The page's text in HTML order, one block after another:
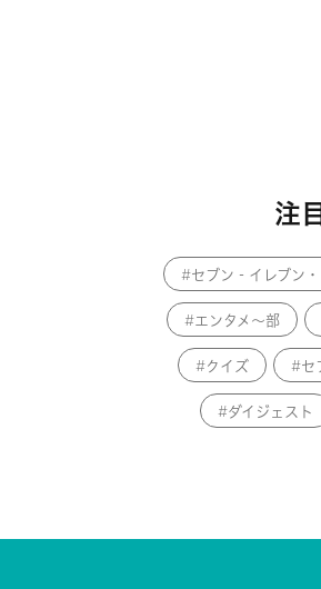
注
セブン‐イレブン・
エンタメ～部
クイズ セ
ダイジェスト